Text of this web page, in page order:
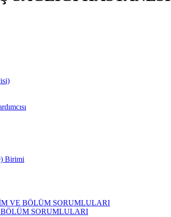
Birimi
VE BÖLÜM SORUMLULARI
SORUMLULARI